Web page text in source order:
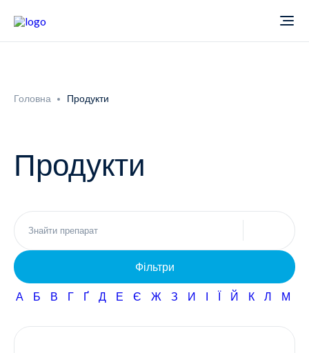
Новини
Неврологія
Фармаконагляд
Кар'єра
Головна Продукти
Продукти
Фільтри
А Б В Г Ґ Д Е Є Ж З И І Ї Й К Л М